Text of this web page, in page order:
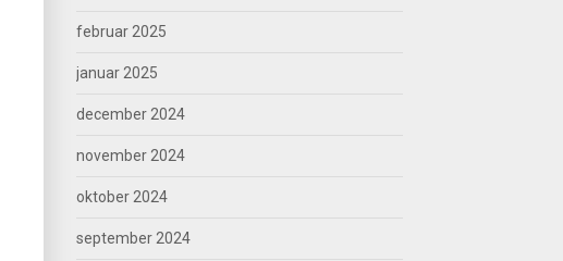
februar 2025
januar 2025
december 2024
november 2024
oktober 2024
september 2024